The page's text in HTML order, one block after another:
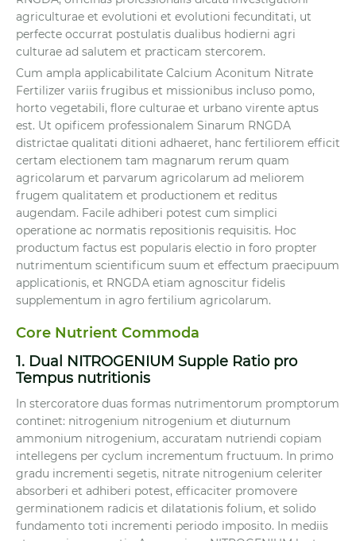
agriculturae et evolutioni et evolutioni fecunditati, ut
perfecte occurrat postulatis dualibus hodierni agri
culturae ad salutem et practicam stercorem.
Cum ampla applicabilitate Calcium Aconitum Nitrate
Fertilizer variis frugibus et missionibus incluso pomo,
horto vegetabili, flore culturae et urbano virente aptus
est. Ut opificem professionalem Sinarum RNGDA
districtae qualitati ditioni adhaeret, hanc fertiliorem efficit
certam electionem tam magnarum rerum quam
agricolarum et parvarum agricolarum ad meliorem
frugem qualitatem et productionem et reditus
augendam. Facile adhiberi potest cum simplici
operatione ac normatis repositionis requisitis. Hoc
productum factus est popularis electio in foro propter
nutrimentum scientificum suum et effectum praecipuum
applicationis, et RNGDA etiam agnoscitur fidelis
supplementum in agro fertilium agricolarum.
Core Nutrient Commoda
1. Dual NITROGENIUM Supple Ratio pro
Tempus nutritionis
In stercoratore duas formas nutrimentorum promptorum
continet: nitrogenium nitrogenium et diuturnum
ammonium nitrogenium, accuratam nutriendi copiam
intellegens per cyclum incrementum fructuum. In primo
gradu incrementi segetis, nitrate nitrogenium celeriter
absorberi et adhiberi potest, efficaciter promovere
germinationem radicis et dilatationis folium, et solido
fundamento toti incrementi periodo imposito. In mediis